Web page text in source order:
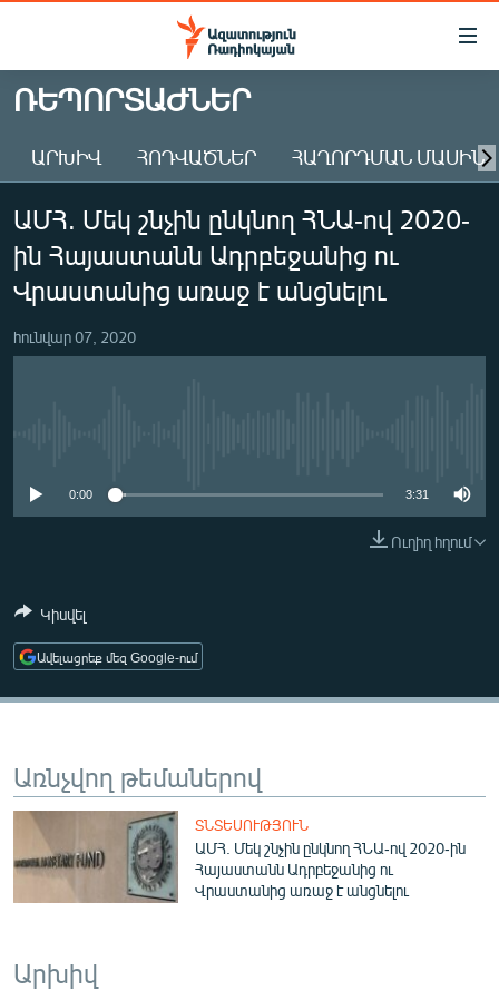
Մատչելիության
Անցնել
հիմնական
Անցնել
հիմնական
մենյուին
Որոնում
ԱԶԱՏՈՒԹՅՈՒՆ TV
ՀԱՅԱՍՏԱՆ
ԸՆՏՐՈՒԹՅՈՒՆՆԵՐ 2026
ԻՐԱՎՈՒՆՔ
ՏՆՏԵՍՈՒԹՅՈՒՆ
ՄԻՋԱԶԳԱՅԻՆ
ՄԵԿՆԱԲԱՆՈՒԹՅՈՒՆ
ՏՏ ԵՒ ԻՆՏԵՐՆԵՏ
ՏԵՍԱՆՅՈՒԹԵՐ
ԲԱՆԱՎԵՃ
ՁԳՏԵԼՈՎ ԼԱՎԱԳՈՒՅՆԻՆ
Հայերեն
ՌԵՊՈՐՏԱԺՆԵՐ
ԱՐԽԻՎ ՀՈԴՎԱԾՆԵՐ ՀԱՂՈՐԴՄԱՆ ՄԱՍԻՆ
ԱՄՀ. Մեկ շնչին ընկնող ՀՆԱ-ով 2020-
ին Հայաստանն Ադրբեջանից ու
Վրաստանից առաջ է անցնելու
հունվար 07, 2020
0:00 3:31
Ուղիղ հղում
Կիսվել
Ավելացրեք մեզ Google-ում
Առնչվող թեմաներով
ՏՆՏԵՍՈՒԹՅՈՒՆ
ԱՄՀ. Մեկ շնչին ընկնող ՀՆԱ-ով 2020-ին
Հայաստանն Ադրբեջանից ու
Վրաստանից առաջ է անցնելու
Արխիվ